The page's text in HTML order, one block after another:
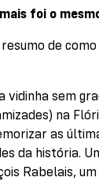
foi o
de
vidinha sem
na
as
da história.
Rabelais,